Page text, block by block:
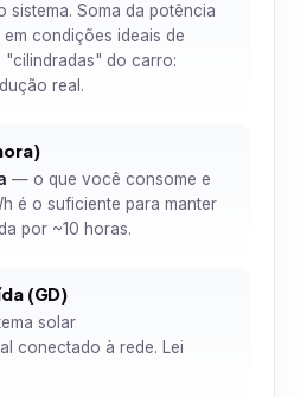
sistema. Soma da potência
condições ideais de
"cilindradas" do carro:
real.
— o que você consome e
é o suficiente para manter
por ~10 horas.
(GD)
solar
conectado à rede. Lei